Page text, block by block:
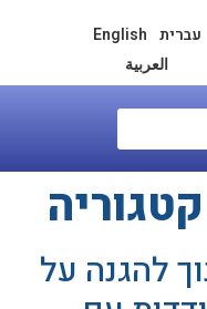
עברית
English
العربية
להגנה על